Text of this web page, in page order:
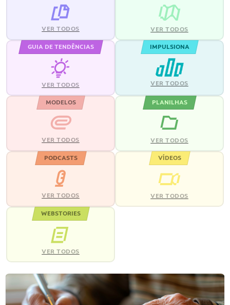
VER TODOS VER TODOS
GUIA DE TENDÊNCIAS
VER TODOS
IMPULSIONA
VER TODOS
MODELOS
VER TODOS
PLANILHAS
VER TODOS
PODCASTS
VER TODOS
VÍDEOS
VER TODOS
WEBSTORIES
VER TODOS